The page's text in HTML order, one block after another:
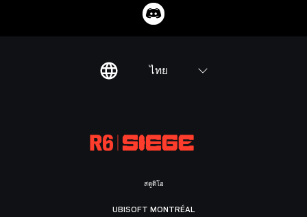
ไทย
สตูดิโอ
UBISOFT MONTRÉAL